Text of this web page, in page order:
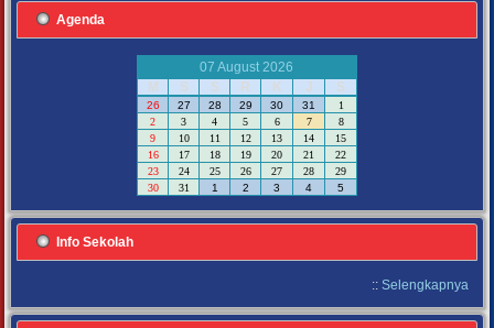
Agenda
07 August 2026
M
S S R K J S
26 27 28 29 30 31
1
2
3 4 5 6 7
8
9
10 11 12 13 14
15
16
17 18 19 20 21
22
23
24 25 26 27 28
29
30
31 1 2 3 4 5
Info Sekolah
:: Selengkapnya